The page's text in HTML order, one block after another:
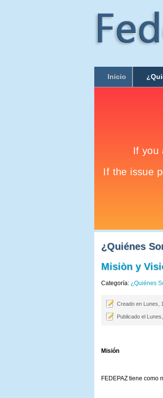
Inicio
¿Quiénes
Misiòn y
Categoría: ¿Quiénes
Creado en Lunes,
Publicado el
Misión
FEDEPAZ tiene como